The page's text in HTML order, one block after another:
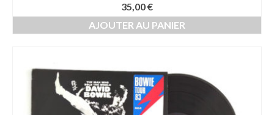
35,00€
AJOUTER AU PANIER